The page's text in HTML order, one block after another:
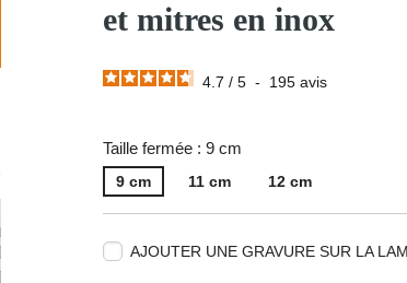
et mitres en inox
4.7 / 5 - 195 avis
Taille fermée : 9 cm
9 cm 11 cm 12 cm
AJOUTER UNE GRAVURE SUR LA